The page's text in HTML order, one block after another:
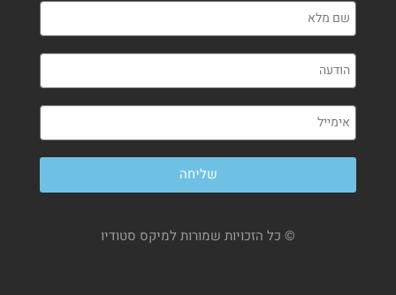
שליחה
© כל הזכויות שמורות למיקס סטודיו